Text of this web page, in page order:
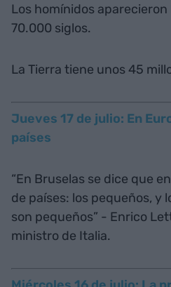
Los homínidos
70.000 siglos.
La Tierra tiene unos 45
Jueves 17 de julio: En
países
“En Bruselas se dice que
de países: los pequeños, y
son pequeños” - Enrico
ministro de Italia.